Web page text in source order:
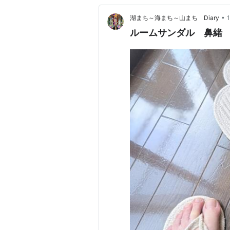
湖まち～海まち～山まち Diary •
ルームサンダル 鼻緒